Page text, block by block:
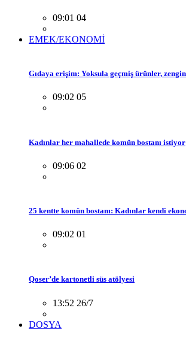
09:01 04
EMEK/EKONOMİ
Gıdaya erişim: Yoksula geçmiş ürünler,
09:02 05
Kadınlar her mahallede komün bostanı istiyor
09:06 02
25 kentte komün bostanı: Kadınlar kendi
09:02 01
Qoser’de kartonetli süs atölyesi
13:52 26/7
DOSYA